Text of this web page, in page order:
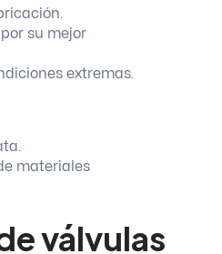
su mejor
extremas.
materiales
válvulas